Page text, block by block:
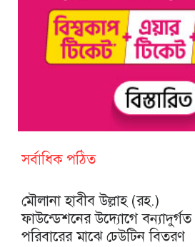
সর্বাধিক পঠিত
মৌলানা হাবীব উল্লাহ (রহ.)
ফাউন্ডেশনের উদ্যোগে বন্যাদুর্গত
পরিবারের মাঝে ঢেউটিন বিতরণ